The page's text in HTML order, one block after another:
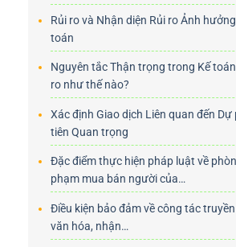
Rủi ro và Nhận diện Rủi ro Ảnh
toán
Nguyên tắc Thận trọng trong Kế
ro như thế nào?
Xác định Giao dịch Liên quan đến
tiên Quan trọng
Đặc điểm thực hiện pháp luật về
phạm mua bán người của…
Điều kiện bảo đảm về công tác
văn hóa, nhận…